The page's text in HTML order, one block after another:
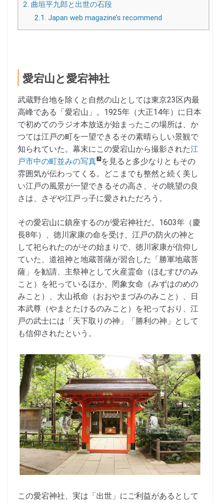
2. 曲垣平九郎と出世の石段
2.1. Japan web magazine’s recommend
愛宕山と愛宕神社
武蔵野台地を除くと自然の山としては東京23区内最
高峰である「愛宕山」。1925年（大正14年）に日本
で初めてのラジオ本放送が始まったこの場所は、か
つては江戸の町を一望できるその素晴らしい景観で
知られていた。幕末にこの愛宕山から撮影された江
戸市中の町並みの写真
を見ると多少なりともその
雰囲気が伝わってくる。どこまでも整然と続く美し
い江戸の風景が一望できるその高さ、その眺望の良
さは、さぞや江戸っ子に愛されただろう。
その愛宕山に鎮座するのが愛宕神社だ。1603年（慶
長8年）、徳川家康の命を受け、江戸の防火の神と
して祀られたのがその始まりで、徳川家康が信仰し
ていた、道祖神と地蔵菩薩が習合した「勝軍地蔵菩
薩」を勧請、主祭神として火産霊命（ほむすびのみ
こと）を祀っているほか、罔象女命（みずはのめの
みこと）、大山祇命（おおやまづみのみこと）、日
本武尊（やまとたけるのみこと）を祀っており、江
戸の武士には「天下取りの神」「勝利の神」として
も信仰されたという。
この愛宕神社、実は「出世」にご利益があるとして